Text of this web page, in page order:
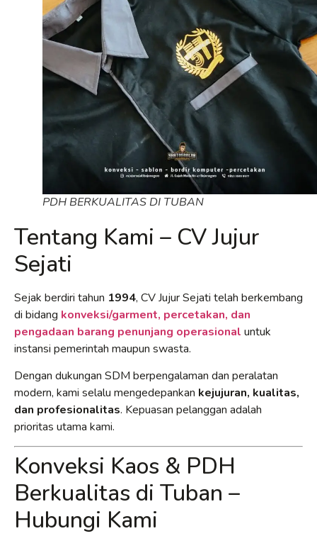
PDH BERKUALITAS DI TUBAN
Tentang Kami – CV Jujur
Sejati
Sejak berdiri tahun 1994, CV Jujur Sejati telah berkembang
di bidang konveksi/garment, percetakan, dan
pengadaan barang penunjang operasional untuk
instansi pemerintah maupun swasta.
Dengan dukungan SDM berpengalaman dan peralatan
modern, kami selalu mengedepankan kejujuran, kualitas,
dan profesionalitas. Kepuasan pelanggan adalah
prioritas utama kami.
Konveksi Kaos & PDH
Berkualitas di Tuban –
Hubungi Kami